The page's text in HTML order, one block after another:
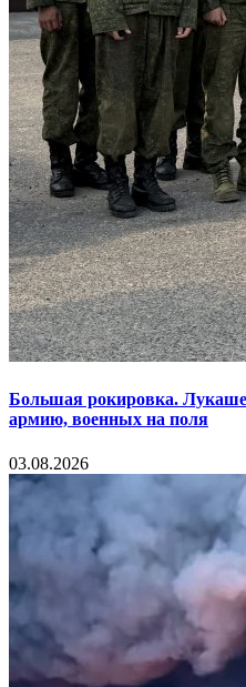
Большая рокировка.
армию, военных на поля
03.08.2026